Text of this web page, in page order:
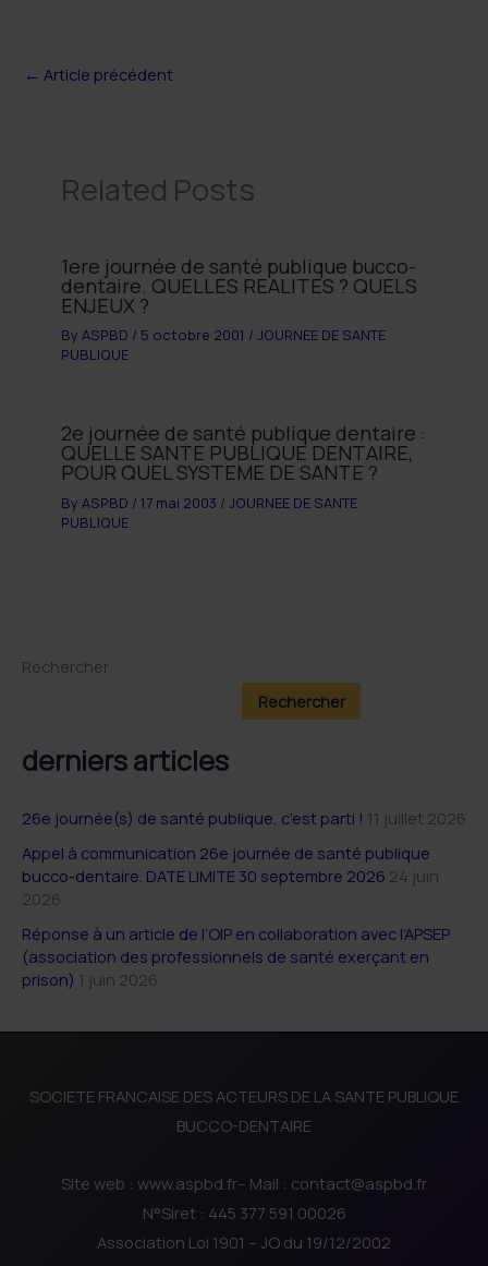
← Article précédent
Related Posts
1ere journée de santé publique bucco-
dentaire. QUELLES REALITES ? QUELS
ENJEUX ?
ByASPBD / 5 octobre 2001 /JOURNEE DE SANTE
PUBLIQUE
2e journée de santé publique dentaire :
QUELLE SANTE PUBLIQUE DENTAIRE,
POUR QUEL SYSTEME DE SANTE ?
By ASPBD /17 mai 2003 /JOURNEE DE SANTE
PUBLIQUE
Rechercher
Rechercher
derniers articles
26e journée(s) de santé publique, c’est parti ! 11 juillet 2026
Appel à communication 26e journée de santé publique
bucco-dentaire. DATE LIMITE 30 septembre 2026 24 juin
2026
Réponse à un article de l’OIP en collaboration avec l’APSEP
(association des professionnels de santé exerçant en
prison) 1 juin 2026
SOCIETE FRANCAISE DES ACTEURS DE LA SANTE PUBLIQUE
BUCCO-DENTAIRE
Site web : www.aspbd.fr– Mail : contact@aspbd.fr
N°Siret : 445 377 591 00026
Association Loi 1901 – JO du 19/12/2002